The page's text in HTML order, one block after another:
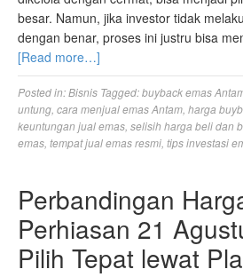
besar. Namun, jika investor tidak
dengan benar, proses ini justru bisa
[Read more…]
Posted in:Bisnis Tagged:buyback emas
untung cara menjual emas Antam harga
keuntungan jual emas selisih harga beli dan
emas tempat jual emas resmi tips investasi
Perbandingan
Perhiasan 21
Pilih Tepat lewat